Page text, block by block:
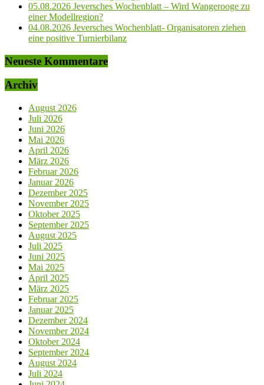
05.08.2026 Jeversches Wochenblatt – Wird Wangerooge zu
einer Modellregion?
04.08.2026 Jeversches Wochenblatt- Organisatoren ziehen
eine positive Turnierbilanz
Neueste Kommentare
Archiv
August 2026
Juli 2026
Juni 2026
Mai 2026
April 2026
März 2026
Februar 2026
Januar 2026
Dezember 2025
November 2025
Oktober 2025
September 2025
August 2025
Juli 2025
Juni 2025
Mai 2025
April 2025
März 2025
Februar 2025
Januar 2025
Dezember 2024
November 2024
Oktober 2024
September 2024
August 2024
Juli 2024